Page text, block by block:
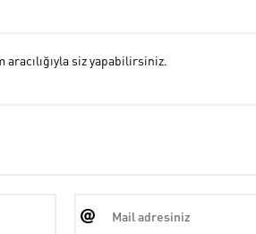
aracılığıyla siz yapabilirsiniz.